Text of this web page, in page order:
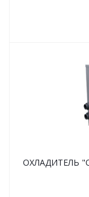
ОХЛАДИТЕЛЬ